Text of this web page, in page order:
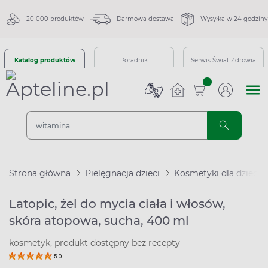
20 000 produktów Darmowa dostawa Wysyłka w 24 godziny
Katalog produktów Poradnik Serwis Świat Zdrowia
sztuk
Strona główna Pielęgnacja dzieci Kosmetyki dla dzieci
Latopic, żel do mycia ciała i włosów,
skóra atopowa, sucha, 400 ml
kosmetyk, produkt dostępny bez recepty
5.0